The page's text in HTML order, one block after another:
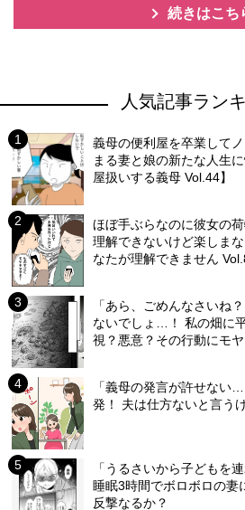
続きはこち
人気記事ラン
義母の便利屋を卒業して
まる妻と娘の新たな人生
屋扱いする義母 Vol.44】
ほぼ手ぶらなのに彼女の
理解できないけど楽しま
なたが理解できません
「あら、ごめんなさいね
ないでしょ…！ 私の畑に
視？悪意？その行動にモ
「義母の発言が許せない
発！ 夫は仕方ないと言う
「うるさいから子どもを
睡眠3時間でボロボロの
反撃なるか？